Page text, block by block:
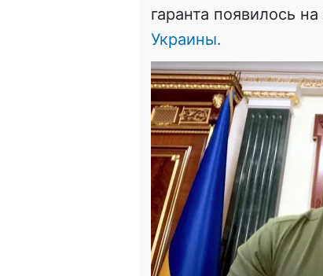
гаранта появилось
Украины.